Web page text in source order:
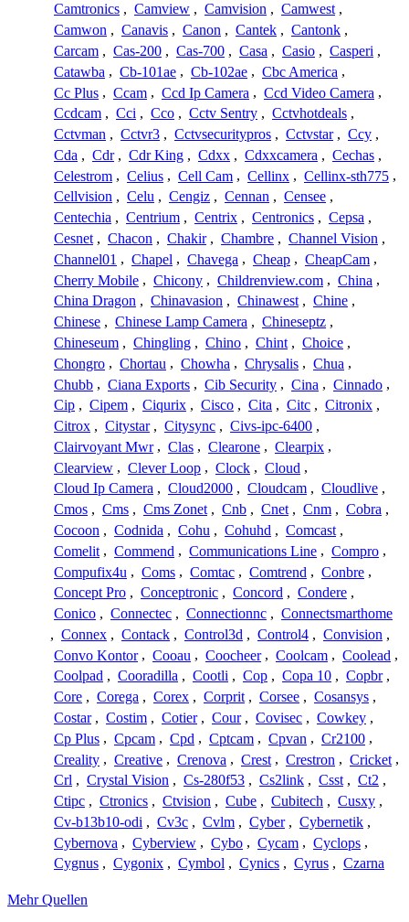
Camtronics , Camview , Camvision , Camwest ,
Camwon , Canavis , Canon , Cantek , Cantonk ,
Carcam , Cas-200 , Cas-700 , Casa , Casio , Casperi ,
Catawba , Cb-101ae , Cb-102ae , Cbc America ,
Cc Plus , Ccam , Ccd Ip Camera , Ccd Video Camera ,
Ccdcam , Cci , Cco , Cctv Sentry , Cctvhotdeals ,
Cctvman , Cctvr3 , Cctvsecuritypros , Cctvstar , Ccy ,
Cda , Cdr , Cdr King , Cdxx , Cdxxcamera , Cechas ,
Celestrom , Celius , Cell Cam , Cellinx , Cellinx-sth775 ,
Cellvision , Celu , Cengiz , Cennan , Censee ,
Centechia , Centrium , Centrix , Centronics , Cepsa ,
Cesnet , Chacon , Chakir , Chambre , Channel Vision ,
Channel01 , Chapel , Chavega , Cheap , CheapCam ,
Cherry Mobile , Chicony , Childrenview.com , China ,
China Dragon , Chinavasion , Chinawest , Chine ,
Chinese , Chinese Lamp Camera , Chineseptz ,
Chineseum , Chingling , Chino , Chint , Choice ,
Chongro , Chortau , Chowha , Chrysalis , Chua ,
Chubb , Ciana Exports , Cib Security , Cina , Cinnado ,
Cip , Cipem , Ciqurix , Cisco , Cita , Citc , Citronix ,
Citrox , Citystar , Citysync , Civs-ipc-6400 ,
Clairvoyant Mwr , Clas , Clearone , Clearpix ,
Clearview , Clever Loop , Clock , Cloud ,
Cloud Ip Camera , Cloud2000 , Cloudcam , Cloudlive ,
Cmos , Cms , Cms Zonet , Cnb , Cnet , Cnm , Cobra ,
Cocoon , Codnida , Cohu , Cohuhd , Comcast ,
Comelit , Commend , Communications Line , Compro ,
Compufix4u , Coms , Comtac , Comtrend , Conbre ,
Concept Pro , Conceptronic , Concord , Condere ,
Conico , Connectec , Connectionnc , Connectsmarthome
, Connex , Contack , Control3d , Control4 , Convision ,
Convo Kontor , Cooau , Coocheer , Coolcam , Coolead ,
Coolpad , Cooradilla , Cootli , Cop , Copa 10 , Copbr ,
Core , Corega , Corex , Corprit , Corsee , Cosansys ,
Costar , Costim , Cotier , Cour , Covisec , Cowkey ,
Cp Plus , Cpcam , Cpd , Cptcam , Cpvan , Cr2100 ,
Creality , Creative , Crenova , Crest , Crestron , Cricket ,
Crl , Crystal Vision , Cs-280f53 , Cs2link , Csst , Ct2 ,
Ctipc , Ctronics , Ctvision , Cube , Cubitech , Cusxy ,
Cv-b13b10-odi , Cv3c , Cvlm , Cyber , Cybernetik ,
Cybernova , Cyberview , Cybo , Cycam , Cyclops ,
Cygnus , Cygonix , Cymbol , Cynics , Cyrus , Czarna
Mehr Quellen